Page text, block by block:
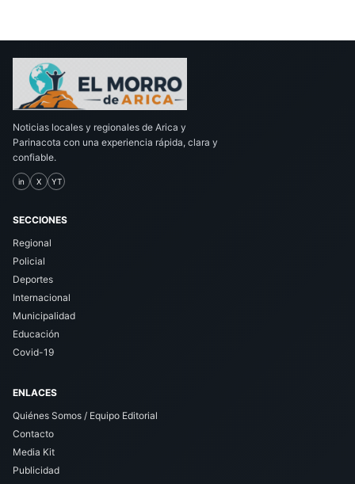
Noticias locales y regionales de Arica y
Parinacota con una experiencia rápida, clara y
confiable.
in X YT
SECCIONES
Regional
Policial
Deportes
Internacional
Municipalidad
Educación
Covid-19
ENLACES
Quiénes Somos / Equipo Editorial
Contacto
Media Kit
Publicidad